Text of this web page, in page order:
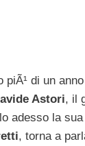
piÃ¹ di un
Astori, il
adesso la
, torna a